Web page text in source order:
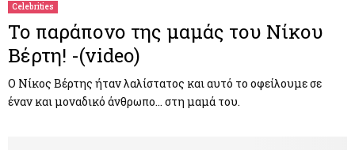
Celebrities
Το παράπονο της μαμάς του Νίκου
Βέρτη! -(video)
Ο Νίκος Βέρτης ήταν λαλίστατος και αυτό το οφείλουμε σε
έναν και μοναδικό άνθρωπο… στη μαμά του.